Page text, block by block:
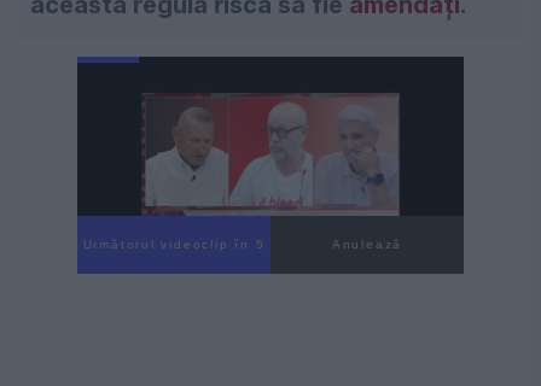
Următorul videoclip în 4 Anulează